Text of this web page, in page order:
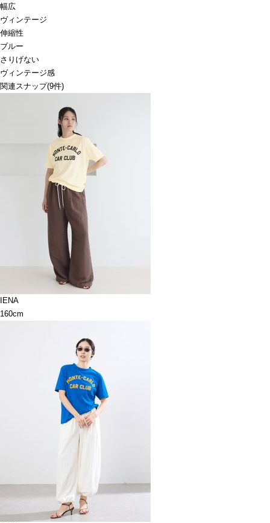
幅広
ヴィンテージ
伸縮性
ブルー
さりげない
ヴィンテージ感
関連スナップ(9件)
IENA
160cm